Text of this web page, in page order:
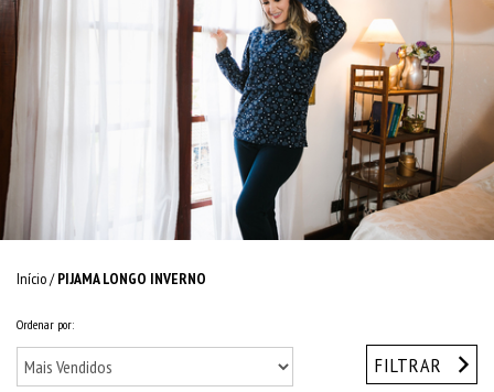
Início/ PIJAMA LONGO INVERNO
Ordenar por:
FILTRAR